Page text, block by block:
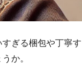
ぎる梱包や丁寧す
か。